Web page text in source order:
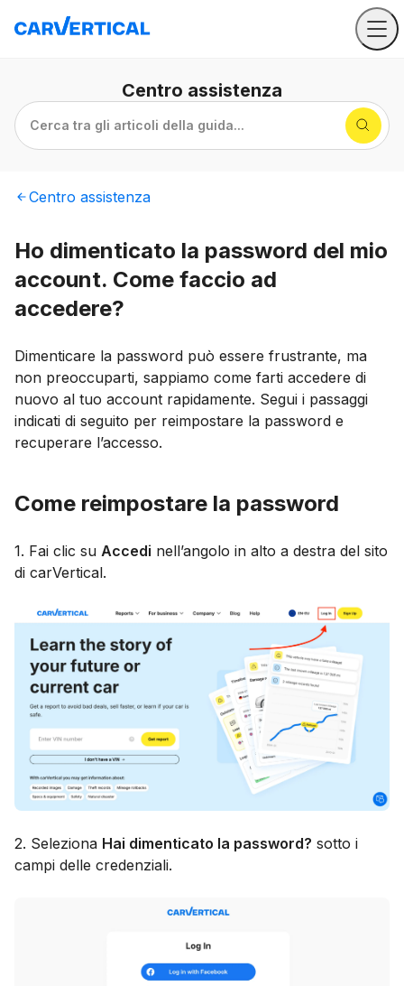
Centro assistenza
Cerca tra gli articoli della guida...
Centro assistenza
Ho dimenticato la password del mio
account. Come faccio ad
accedere?
Dimenticare la password può essere frustrante, ma
non preoccuparti, sappiamo come farti accedere di
nuovo al tuo account rapidamente. Segui i passaggi
indicati di seguito per reimpostare la password e
recuperare l’accesso.
Come reimpostare la password
1. Fai clic su Accedi nell’angolo in alto a destra del sito
di carVertical.
2. Seleziona Hai dimenticato la password? sotto i
campi delle credenziali.